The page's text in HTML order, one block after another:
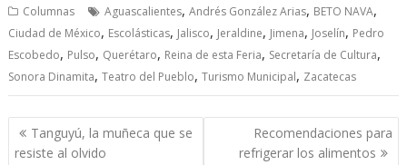
e
b
o
o
k
itt
er
ai
l
at
s
A
p
p
ss
e
n
g
er
y
p
e
e
gr
a
m
ar
e
Columnas Aguascalientes,Andrés González Arias, BETO NAVA,
Ciudad de México, Escolásticas, Jalisco, Jeraldine, Jimena, Joselín, Pedro
Escobedo, Pulso, Querétaro, Reina de esta Feria, Secretaría de Cultura,
Sonora Dinamita,Teatro del Pueblo,Turismo Municipal, Zacatecas
Post
navigation
Tanguyú, la muñeca que se
resiste al olvido
Recomendaciones para
refrigerar los alimentos